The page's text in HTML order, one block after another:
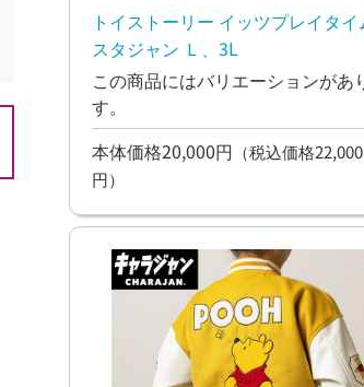
トイストーリー イッツプレイタイ
スタジャン Ｌ、3L
この商品にはバリエーションがあ
す。
本体価格20,000円 （税込価格22,000
円）